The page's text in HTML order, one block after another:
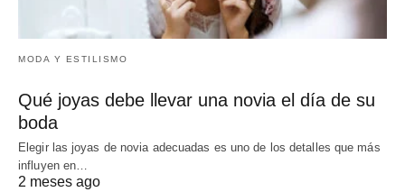
MODA Y ESTILISMO
Qué joyas debe llevar una novia el día de su
boda
Elegir las joyas de novia adecuadas es uno de los detalles que más
influyen en…
2 meses ago